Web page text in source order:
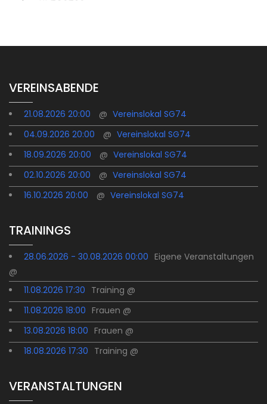
VEREINSABENDE
21.08.2026 20:00 @ Vereinslokal SG74
04.09.2026 20:00
@ Vereinslokal SG74
18.09.2026 20:00
@ Vereinslokal SG74
02.10.2026 20:00
@ Vereinslokal SG74
16.10.2026 20:00
@ Vereinslokal SG74
TRAININGS
28.06.2026 - 30.08.2026 00:00 Eigene Veranstaltungen
@
11.08.2026 17:30 Training @
11.08.2026 18:00 Frauen @
13.08.2026 18:00 Frauen @
18.08.2026 17:30 Training @
VERANSTALTUNGEN